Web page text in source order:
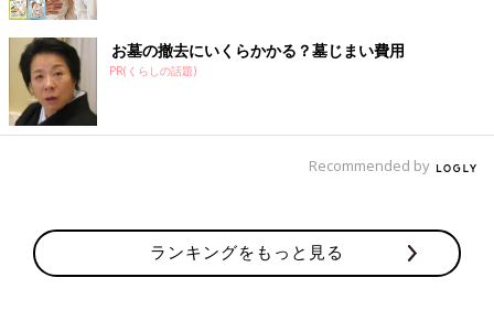
お墓の撤去にいくらかかる？墓じまい費用
PR(くらしの話題)
Recommended by
ランキングをもっと見る